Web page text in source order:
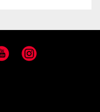
Instagram